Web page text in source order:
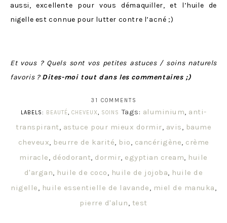
aussi, excellente pour vous démaquiller, et l’huile de
nigelle est connue pour lutter contre l’acné ;)
Et vous ? Quels sont vos petites astuces / soins naturels
favoris ? Dites-moi tout dans les commentaires ;)
31 COMMENTS
LABELS: BEAUTÉ, CHEVEUX, SOINS Tags: aluminium, anti-
transpirant, astuce pour mieux dormir, avis, baume
cheveux, beurre de karité, bio, cancérigène, crème
miracle, déodorant, dormir, egyptian cream, huile
d'argan, huile de coco, huile de jojoba, huile de
nigelle, huile essentielle de lavande, miel de manuka,
pierre d'alun, test